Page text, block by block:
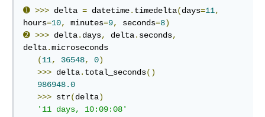
➊ >>> delta = datetime. timedelta(days=11,
hours=10, minutes=9, seconds=8)
➋ >>> delta. days, delta. seconds,
delta.microseconds
(11, 36548, 0)
>>> delta. total_seconds()
986948.0
>>> str(delta)
'11 days, 10:09:08'